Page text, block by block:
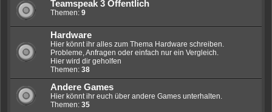
Teamspeak 3 Öffentlich
Themen: 9
Hardware
Hier könnt ihr alles zum Thema Hardware schreiben.
Probleme, Anfragen oder einfach nur ein Vergleich.
Hier wird dir geholfen
Themen: 38
Andere Games
Hier könnt ihr euch über andere Games unterhalten.
Themen: 35